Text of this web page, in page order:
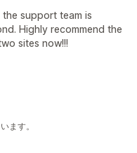
support team is
Highly recommend the
sites now!!!
ます。